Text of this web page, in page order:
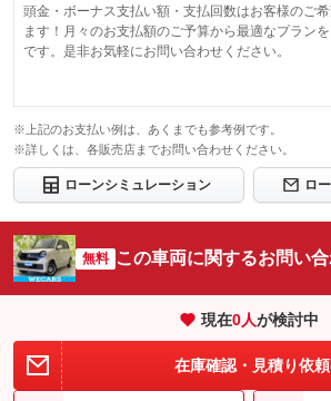
頭金・ボーナス支払い額・支払回数はお客様のご
ます！月々のお支払額のご予算から最適なプラン
です。是非お気軽にお問い合わせください。
※上記のお支払い例は、あくまでも参考例です。
※詳しくは、各販売店までお問い合わせください。
ローンシミュレーション ロ
無料 この車両に関するお問い
現在0人が検討中
在庫確認・見積り依